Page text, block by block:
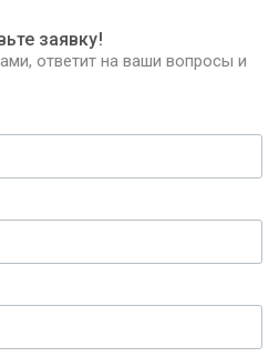
заявку!
ответит на ваши вопросы и